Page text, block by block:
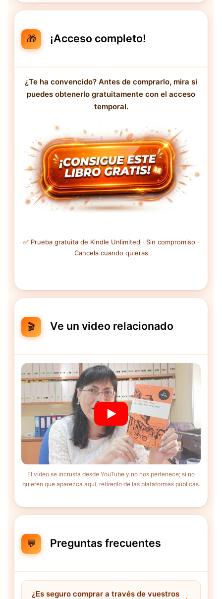
🎁 ¡Acceso completo!
¿Te ha convencido? Antes de comprarlo, mira si
puedes obtenerlo gratuitamente con el acceso
temporal.
✅ Prueba gratuita de Kindle Unlimited · Sin compromiso ·
Cancela cuando quieras
🎬 Ve un video relacionado
El vídeo se incrusta desde YouTube y no nos pertenece; si no
quieren que aparezca aquí, retírenlo de las plataformas públicas.
💬 Preguntas frecuentes
¿Es seguro comprar a través de vuestros